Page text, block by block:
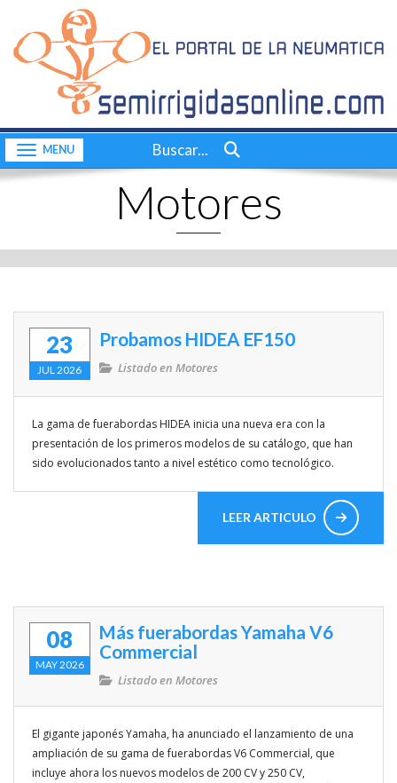
Inicio
CONTACTO
Quiénes somos
Consultas a bordo
Videos
Nuestras pruebas
Dossier
Consultas a bordo
Enlaces de interés
Competicion
VIDEOS
Buscar...
Toggle navigation
Motores
23
JUL 2026
Probamos HIDEA EF150
Listado enMotores
La gama de fuerabordas HIDEA inicia una nueva era con la
presentación de los primeros modelos de su catálogo, que han
sido evolucionados tanto a nivel estético como tecnológico.
LEER ARTICULO
08
MAY 2026
Más fuerabordas Yamaha V6
Commercial
Listado enMotores
El gigante japonés Yamaha, ha anunciado el lanzamiento de una
ampliación de su gama de fuerabordas V6 Commercial, que
incluye ahora los nuevos modelos de 200 CV y 250 CV,